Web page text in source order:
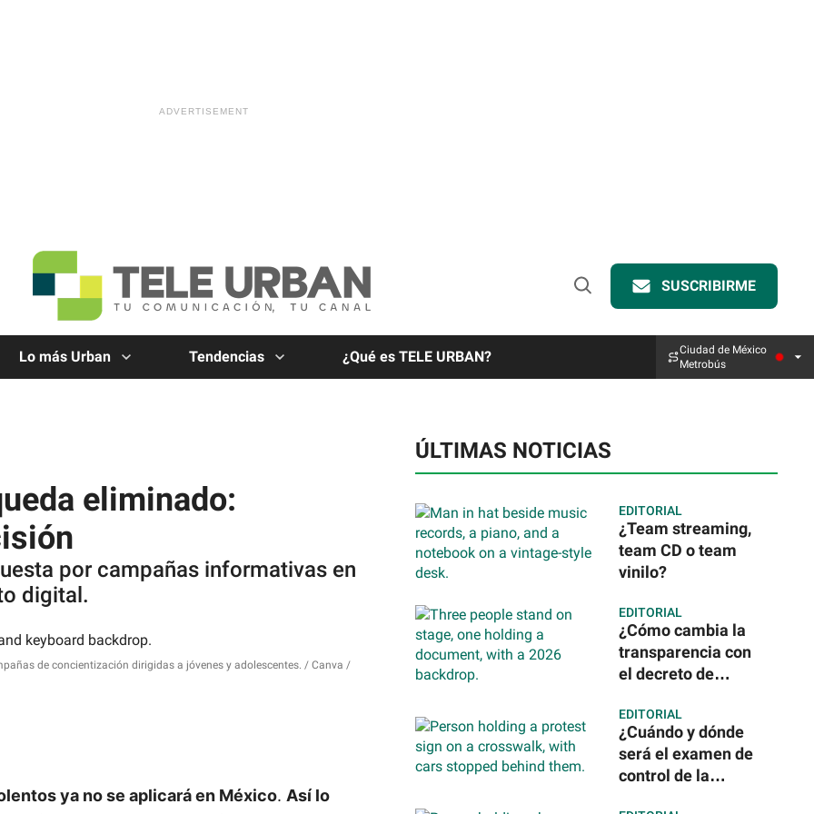
Open
SUSCRIBIRME
Lo más Urban Tendencias ¿Qué es TELE URBAN?
Ciudad de México
Metrobús
eliminado:
por campañas informativas en
digital.
de concientización dirigidas a jóvenes y adolescentes.
Canva /
ya no se aplicará en México. Así lo
ÚLTIMAS NOTICIAS
EDITORIAL
¿Team streaming,
team CD o team
vinilo?
EDITORIAL
¿Cómo cambia la
transparencia con
el decreto de
Sheinbaum? Todo
lo que debes saber
EDITORIAL
¿Cuándo y dónde
será el examen de
control de la